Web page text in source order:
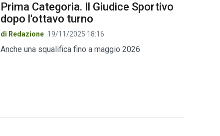
Prima Categoria. Il Giudice Sportivo
dopo l'ottavo turno
di Redazione 19/11/2025 18:16
Anche una squalifica fino a maggio 2026